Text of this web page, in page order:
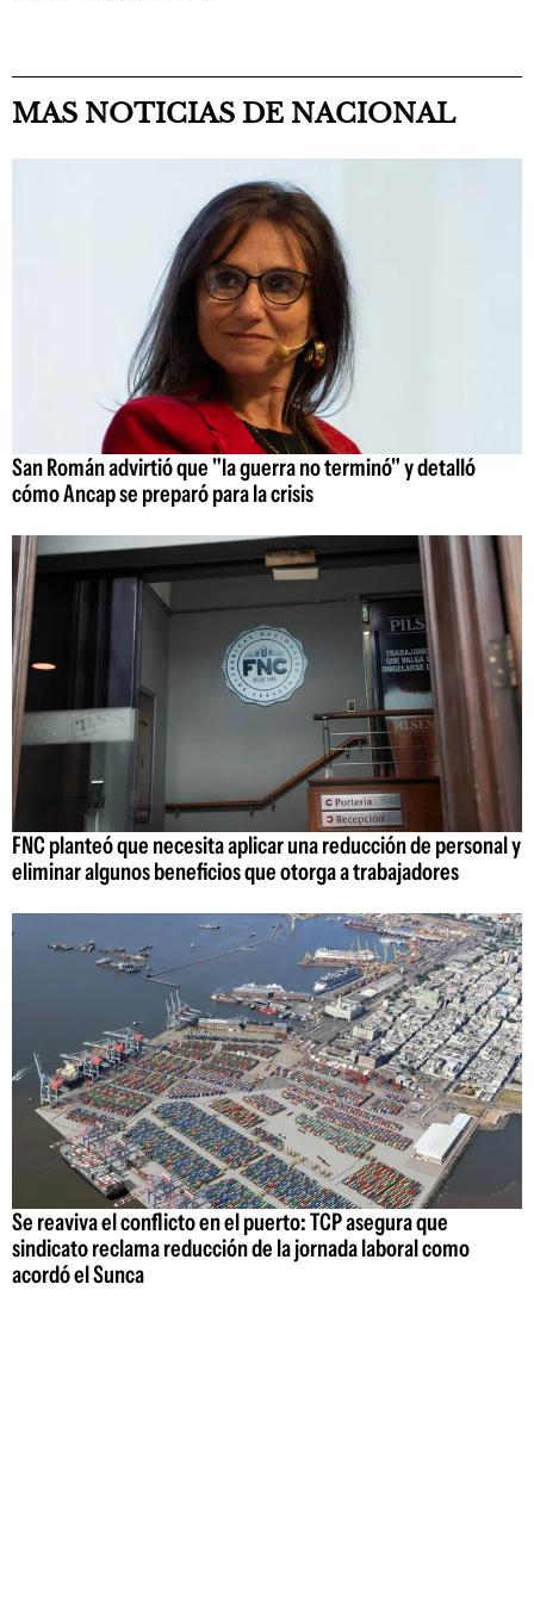
MAS NOTICIAS DE NACIONAL
San Román advirtió que "la guerra no terminó" y detalló
cómo Ancap se preparó para la crisis
FNC planteó que necesita aplicar una reducción de personal y
eliminar algunos beneficios que otorga a trabajadores
Se reaviva el conflicto en el puerto: TCP asegura que
sindicato reclama reducción de la jornada laboral como
acordó el Sunca